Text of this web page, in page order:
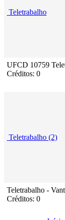
Teletrabalho
UFCD 10759
Créditos: 0
Teletrabalho (2)
Teletrabalho -
Créditos: 0